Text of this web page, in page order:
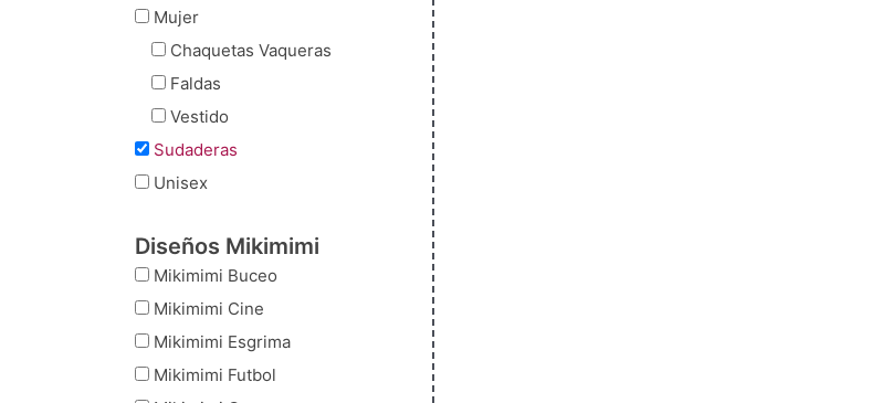
Mujer
Chaquetas Vaqueras
Faldas
Vestido
Sudaderas
Unisex
Diseños Mikimimi
Mikimimi Buceo
Mikimimi Cine
Mikimimi Esgrima
Mikimimi Futbol